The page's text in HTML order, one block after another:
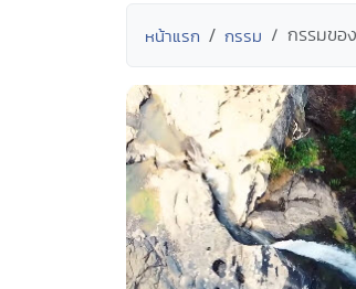
หน้าแรก กรรม กรรมขอ